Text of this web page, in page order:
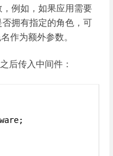
例如，如果应用需要
拥有指定的角色，可
作为额外参数。
后传入中间件：